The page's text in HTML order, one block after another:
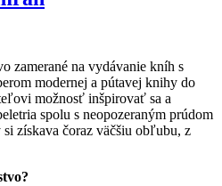
zamerané na vydávanie kníh s
modernej a pútavej knihy do
možnosť inšpirovať sa a
spolu s neopozeraným prúdom
získava čoraz väčšiu obľubu, z